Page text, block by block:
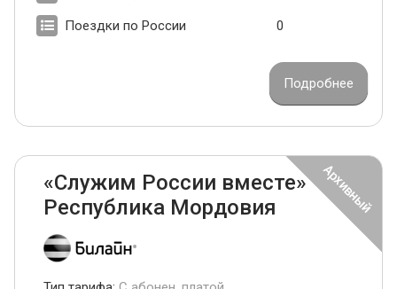
Поездки по России 0
Подробнее
«Служим России вместе»
Республика Мордовия